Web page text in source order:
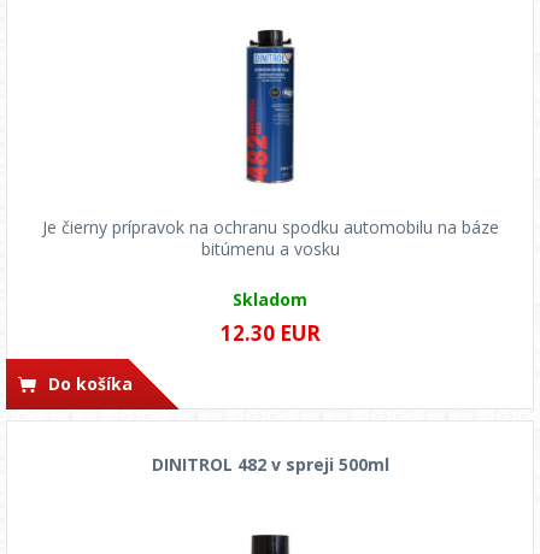
Je čierny prípravok na ochranu spodku automobilu na báze
bitúmenu a vosku
Skladom
12.30 EUR
Do košíka
DINITROL 482 v spreji 500ml